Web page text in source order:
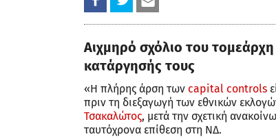
Αιχμηρό σχόλιο του
κατάργησής τους
«Η πλήρης άρση των capital controls
πριν τη διεξαγωγή των εθνικών
Τσακαλώτος, μετά την σχετική
ταυτόχρονα επίθεση στη ΝΔ.